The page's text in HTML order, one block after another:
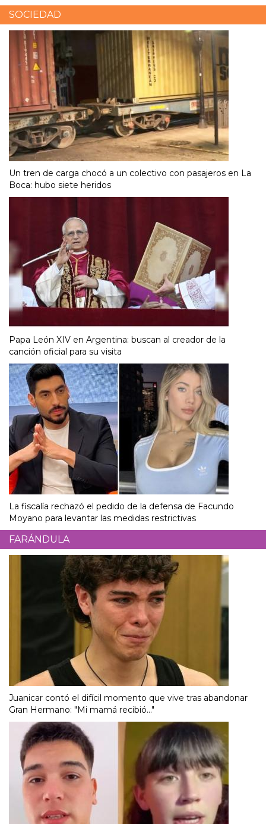
SOCIEDAD
Un tren de carga chocó a un colectivo con pasajeros en La
Boca: hubo siete heridos
Papa León XIV en Argentina: buscan al creador de la
canción oficial para su visita
La fiscalía rechazó el pedido de la defensa de Facundo
Moyano para levantar las medidas restrictivas
FARÁNDULA
Juanicar contó el difícil momento que vive tras abandonar
Gran Hermano: "Mi mamá recibió..."